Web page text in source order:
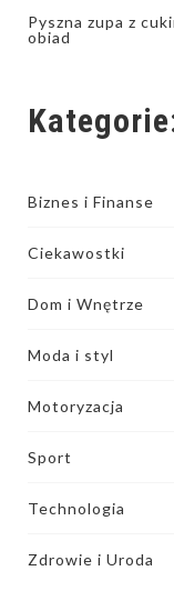
Pyszna zupa z
obiad
Biznes i Finanse
Ciekawostki
Dom i Wnętrze
Moda i styl
Motoryzacja
Sport
Technologia
Zdrowie i Uroda